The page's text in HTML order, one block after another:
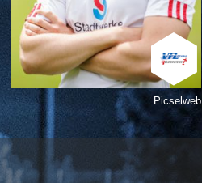
Picselweb